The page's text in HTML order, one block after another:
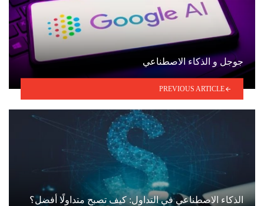
جوجل و الذكاء الاصطناعي
PREVIOUS ARTICLE
الذكاء الاصطناعي في التداول: كيف تصبح متداولًا أفضل؟